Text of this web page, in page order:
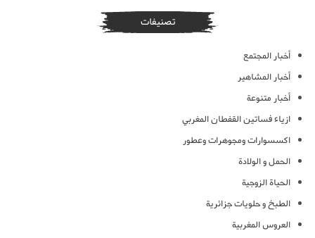
تصنيفات
أخبار المجتمع
أخبار المشاهير
أخبار متنوعة
ازياء فساتين القفطان المغربي
اكسسوارات ومجوهرات وعطور
الحمل و الولادة
الحياة الزوجية
الطبخ و حلويات جزائرية
العروس المغربية